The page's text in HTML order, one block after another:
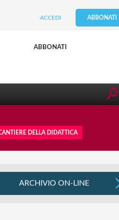
ACCEDI ABBONATI
ABBONATI
SUGGERIMENTI PER TE E I TUOI
DELLA DIDATTICA
ARCHIVIO ON-LINE